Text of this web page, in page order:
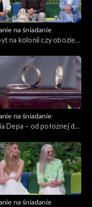
na śniadanie
na kolonii czy obozie
Kiedy reagować?
na śniadanie
Depa – od położnej do
na śniadanie